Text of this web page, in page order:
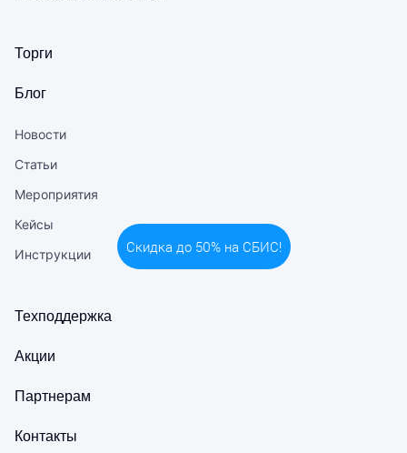
Торги
Блог
Новости
Статьи
Мероприятия
Кейсы
Инструкции
Техподдержка
Акции
Партнерам
Контакты
Скидка до 50% на СБИС!